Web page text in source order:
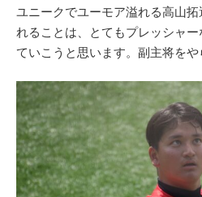
ユニークでユーモア溢れる高山
れることは、とてもプレッシャ
ていこうと思います。副主将をや